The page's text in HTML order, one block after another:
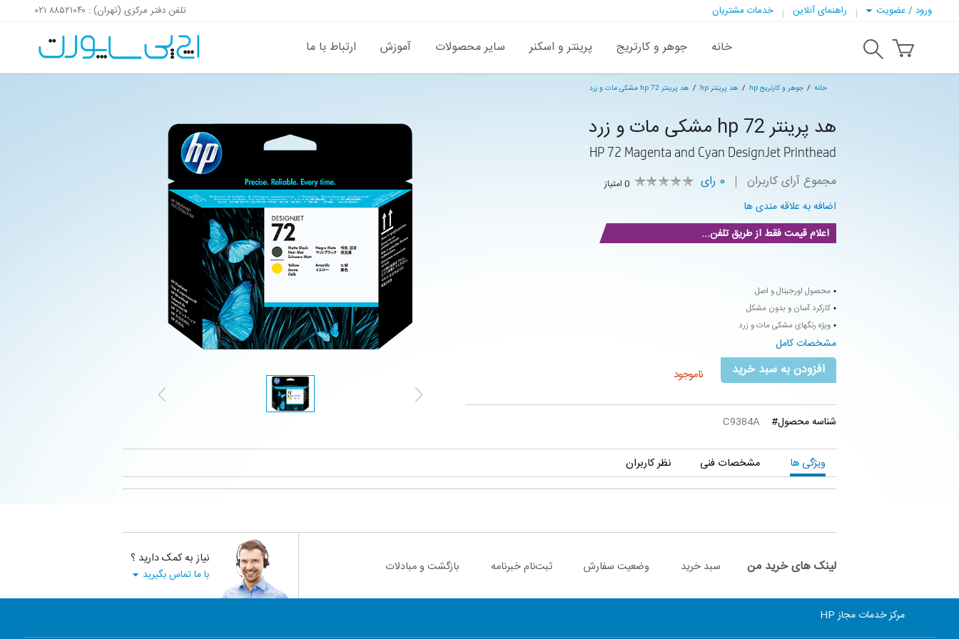
ورود / عضویت راهنمای آنلاین خدمات مشتریان تلفن دفتر مرکزی (تهران) : ۸۸۵۲۱۰۴۰ ۰۲۱
پرش به محتوای صفحه پرش به فوتر سایت
خانه جوهر و کارتریج پرینتر و اسکنر سایر محصولات آموزش ارتباط با ما
خانه جوهر و کارتریج hp هد پرینتر hp هد پرینتر hp 72 مشکی مات و زرد
هد پرینتر hp 72 مشکی مات و زرد
HP 72 Magenta and Cyan DesignJet Printhead
مجموع آرای کاربران 0 رای 0 امتیاز
اضافه به علاقه مندی ها
اعلام قیمت فقط از طریق تلفن...
محصول اورجینال و اصل
کارکرد آسان و بدون مشکل
ویژه رنگهای مشکی مات و زرد
مشخصات کامل
افزودن به سبد خرید ناموجود
شناسه محصول# C9384A
ویژگی ها مشخصات فنی نظر کاربران
لینک های خرید من سبد خرید وضعیت سفارش ثبت‌نام خبرنامه بازگشت و مبادلات نیاز به کمک دارید ؟
با ما تماس بگیرید
مرکز خدمات مجاز HP